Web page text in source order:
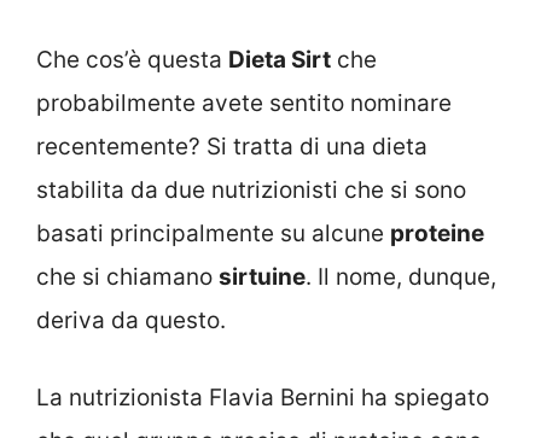
Che cos’è questa Dieta Sirt che
probabilmente avete sentito nominare
recentemente? Si tratta di una dieta
stabilita da due nutrizionisti che si sono
basati principalmente su alcune proteine
che si chiamano sirtuine. Il nome, dunque,
deriva da questo.
La nutrizionista Flavia Bernini ha spiegato